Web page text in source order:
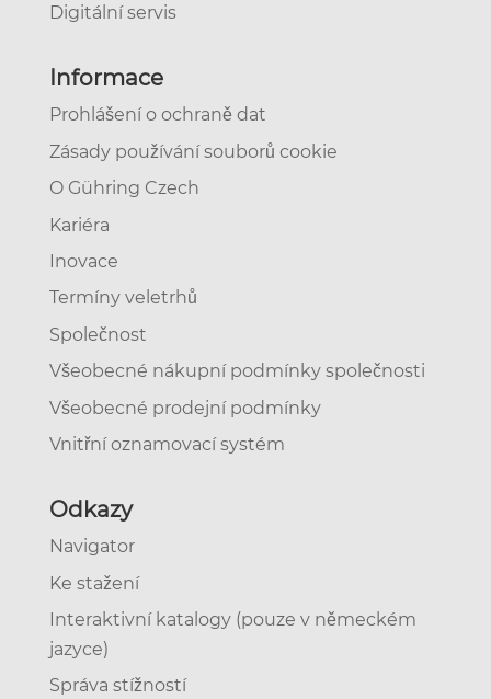
Digitální servis
Informace
Prohlášení o ochraně dat
Zásady používání souborů cookie
O Gühring Czech
Kariéra
Inovace
Termíny veletrhů
Společnost
Všeobecné nákupní podmínky společnosti
Všeobecné prodejní podmínky
Vnitřní oznamovací systém
Odkazy
Navigator
Ke stažení
Interaktivní katalogy (pouze v německém
jazyce)
Správa stížností